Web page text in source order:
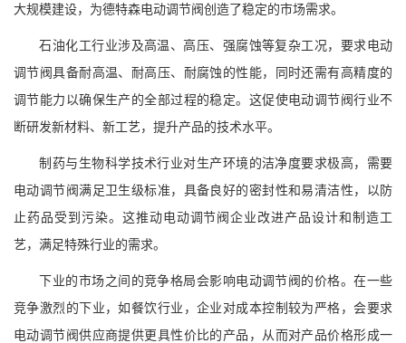
大规模建设，为德特森电动调节阀创造了稳定的市场需求。
石油化工行业涉及高温、高压、强腐蚀等复杂工况，要求电动
调节阀具备耐高温、耐高压、耐腐蚀的性能，同时还需有高精度的
调节能力以确保生产的全部过程的稳定。这促使电动调节阀行业不
断研发新材料、新工艺，提升产品的技术水平。
制药与生物科学技术行业对生产环境的洁净度要求极高，需要
电动调节阀满足卫生级标准，具备良好的密封性和易清洁性，以防
止药品受到污染。这推动电动调节阀企业改进产品设计和制造工
艺，满足特殊行业的需求。
下业的市场之间的竞争格局会影响电动调节阀的价格。在一些
竞争激烈的下业，如餐饮行业，企业对成本控制较为严格，会要求
电动调节阀供应商提供更具性价比的产品，从而对产品价格形成一